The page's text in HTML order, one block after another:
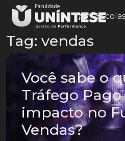
Escolas
Tag: vendas
Você sabe o
Tráfego Pago
impacto no
Vendas?